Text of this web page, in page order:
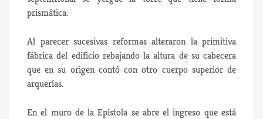
prismática.
Al parecer sucesivas reformas alteraron la primitiva
fábrica del edificio rebajando la altura de su cabecera
que en su origen contó con otro cuerpo superior de
arquerías.
En el muro de la Epístola se abre el ingreso que está